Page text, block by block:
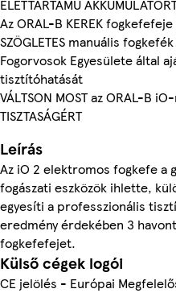
ÉLETTARTAMÚ
Az ORAL-B KEREK fogkefefeje
SZÖGLETES manuális
Fogorvosok Egyesülete által
tisztítóhatását
VÁLTSON MOST az ORAL-B
TISZTASÁGÉRT
Leírás
Az iO 2 elektromos fogkefe a
fogászati eszközök ihlette,
egyesíti a professzionális
eredmény érdekében 3
fogkefefejet.
Külső cégek logói
CE jelölés - Európai